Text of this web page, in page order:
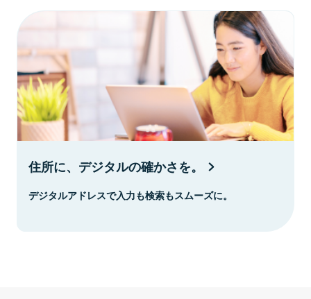
住所に、デジタルの確かさを。
デジタルアドレスで入力も検索もスムーズに。